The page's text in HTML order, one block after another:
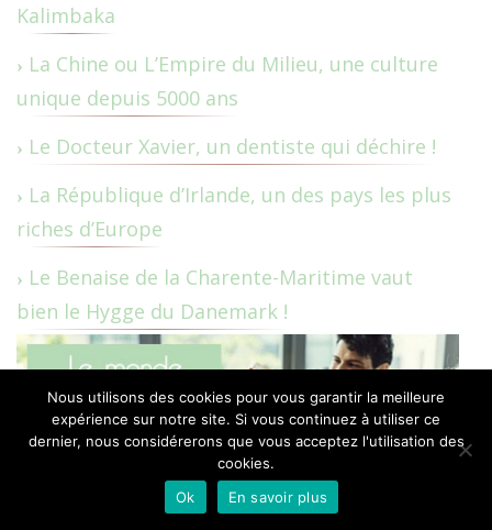
Kalimbaka
La Chine ou L’Empire du Milieu, une culture
unique depuis 5000 ans
Le Docteur Xavier, un dentiste qui déchire !
La République d’Irlande, un des pays les plus
riches d’Europe
Le Benaise de la Charente-Maritime vaut
bien le Hygge du Danemark !
Nous utilisons des cookies pour vous garantir la meilleure
expérience sur notre site. Si vous continuez à utiliser ce
dernier, nous considérerons que vous acceptez l'utilisation des
cookies.
Ok
En savoir plus